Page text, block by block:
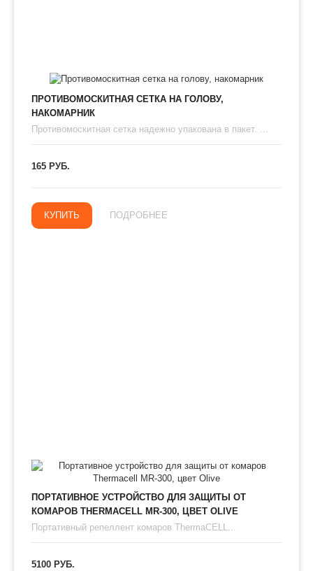
ПРОТИВОМОСКИТНАЯ СЕТКА НА ГОЛОВУ,
НАКОМАРНИК
Противомоскитная сетка надежно упакована в пакет. ...
165 РУБ.
КУПИТЬ ПОДРОБНЕЕ
ПОРТАТИВНОЕ УСТРОЙСТВО ДЛЯ ЗАЩИТЫ ОТ
КОМАРОВ THERMAСЕLL MR-300, ЦВЕТ OLIVE
Портативный репеллент комаров ThermaCELL...
5100 РУБ.